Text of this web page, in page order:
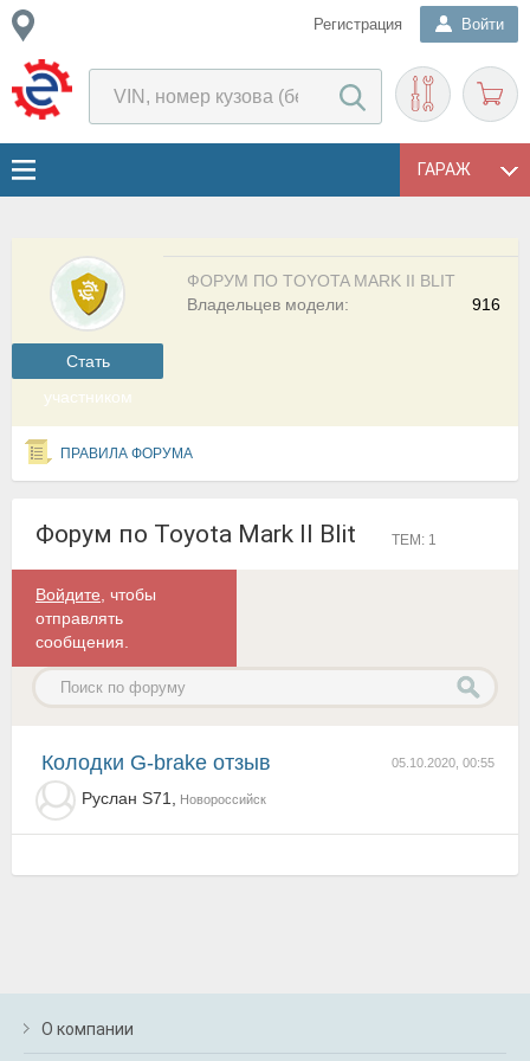
Регистрация Войти
ГАРАЖ
Cтать
участником
ФОРУМ ПО TOYOTA MARK II BLIT
916
Владельцев модели:
ПРАВИЛА ФОРУМА
Форум по Toyota Mark II Blit ТЕМ: 1
Войдите , чтобы
отправлять
сообщения.
05.10.2020, 00:55
Колодки G-brake отзыв
Руслан S71, Новороссийск
О компании